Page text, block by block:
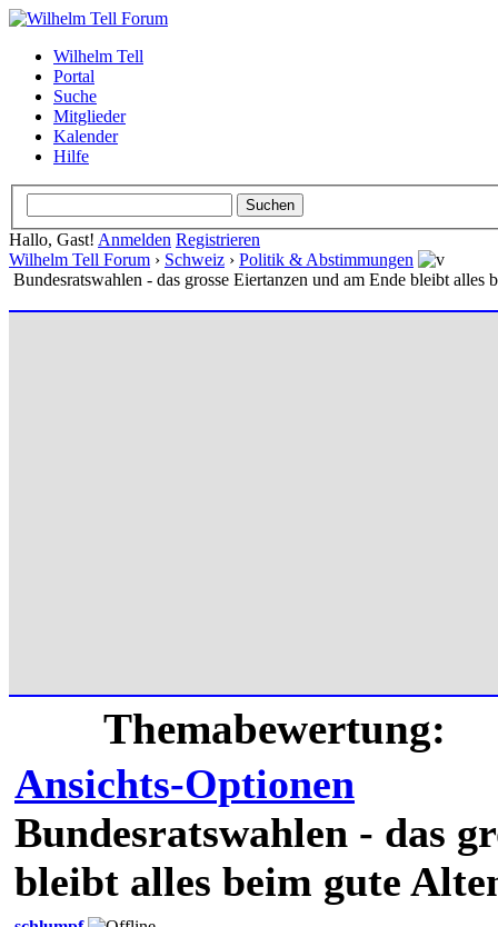
Wilhelm Tell
Portal
Suche
Mitglieder
Kalender
Hilfe
Hallo, Gast! Anmelden Registrieren
Wilhelm Tell Forum › Schweiz › Politik & Abstimmungen
Bundesratswahlen - das grosse Eiertanzen und am Ende bleibt alles
Themabewertung:
Ansichts-Optionen
Bundesratswahlen - das
bleibt alles beim gute